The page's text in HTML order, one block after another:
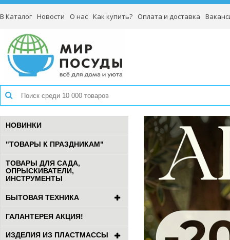
В Каталог Новости О нас Как купить? Оплата и доставка
НОВИНКИ
"ТОВАРЫ К ПРАЗДНИКАМ"
ТОВАРЫ ДЛЯ САДА,
ОПРЫСКИВАТЕЛИ,
ИНСТРУМЕНТЫ
БЫТОВАЯ ТЕХНИКА
ГАЛАНТЕРЕЯ АКЦИЯ!
ИЗДЕЛИЯ ИЗ ПЛАСТМАССЫ